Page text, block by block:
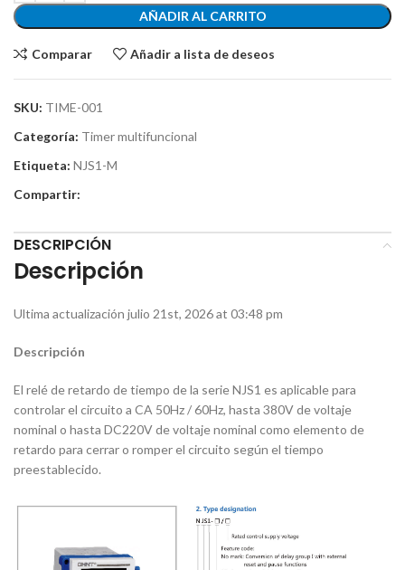
AÑADIR AL CARRITO
Comparar Añadir a lista de deseos
SKU: TIME-001
Categoría: Timer multifuncional
Etiqueta: NJS1-M
Compartir:
DESCRIPCIÓN
Descripción
Ultima actualización julio 21st, 2026 at 03:48 pm
Descripción
El relé de retardo de tiempo de la serie NJS1 es aplicable para
controlar el circuito a CA 50Hz / 60Hz, hasta 380V de voltaje
nominal o hasta DC220V de voltaje nominal como elemento de
retardo para cerrar o romper el circuito según el tiempo
preestablecido.